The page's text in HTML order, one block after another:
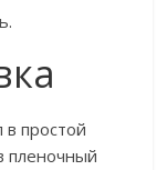
простой
пленочный